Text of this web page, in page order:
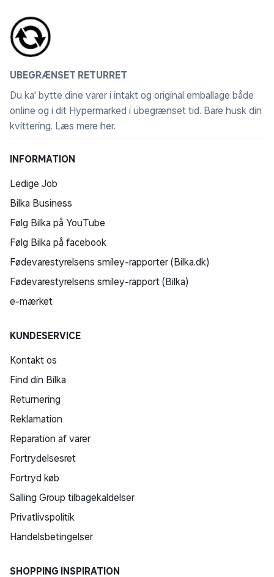
UBEGRÆNSET RETURRET
Du ka' bytte dine varer i intakt og original emballage både
online og i dit Hypermarked i ubegrænset tid. Bare husk din
kvittering. Læs mere her.
INFORMATION
Ledige Job
Bilka Business
Følg Bilka på YouTube
Følg Bilka på facebook
Fødevarestyrelsens smiley-rapporter (Bilka.dk)
Fødevarestyrelsens smiley-rapport (Bilka)
e-mærket
KUNDESERVICE
Kontakt os
Find din Bilka
Returnering
Reklamation
Reparation af varer
Fortrydelsesret
Fortryd køb
Salling Group tilbagekaldelser
Privatlivspolitik
Handelsbetingelser
SHOPPING INSPIRATION